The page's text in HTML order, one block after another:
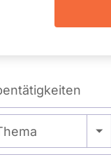
Alle -